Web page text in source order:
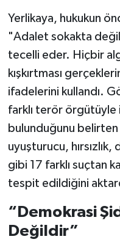
Yerlikaya, hukukun
"Adalet sokakta
tecelli eder. Hiçbir
kışkırtması
ifadelerini kullandı.
farklı terör örgütüyle
bulunduğunu belirten
uyuşturucu, hırsızlık,
gibi 17 farklı suçtan
tespit edildiğini
“Demokrasi
Değildir”